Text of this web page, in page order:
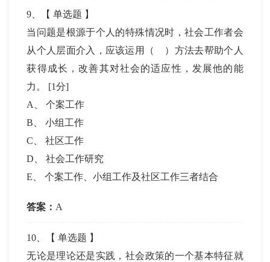
9 、【单选题 】
当问题是根源于个人的特殊情况时，社会工作者会
从个人层面介入，应该运用（ ）方法去帮助个人
获得成长，改善其对社会的适应性，发展他的能
力。 [1分]
A
、个案工作
B 、小组工作
C 、社区工作
D 、社会工作研究
E 、个案工作、小组工作及社区工作三者结合
答案： A
10 、【单选题 】
无论是理论还是实践，社会政策的一个基本特征就